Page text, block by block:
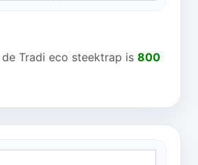
Tradi eco steektrap is 800